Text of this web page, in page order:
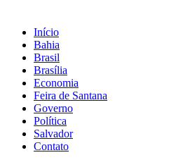
Início
Bahia
Brasil
Brasília
Economia
Feira de Santana
Governo
Política
Salvador
Contato